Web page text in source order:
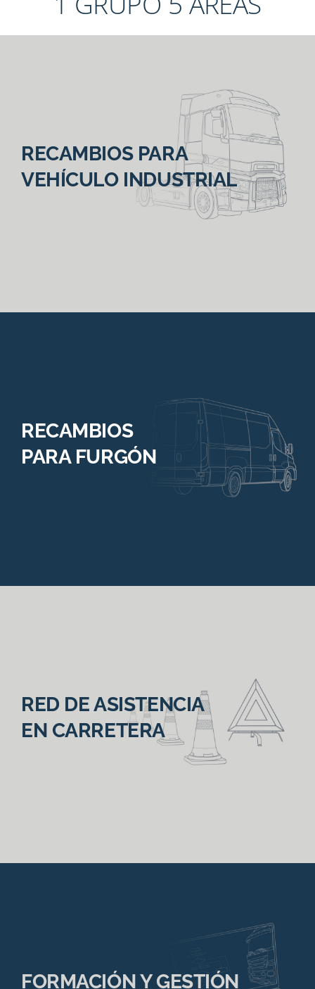
RECAMBIOS PARA
VEHÍCULO INDUSTRIAL
RECAMBIOS
PARA FURGÓN
RED DE ASISTENCIA
EN CARRETERA
FORMACIÓN Y GESTIÓN